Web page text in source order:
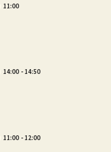
11:00
14:00 14:50
11:00 12:00